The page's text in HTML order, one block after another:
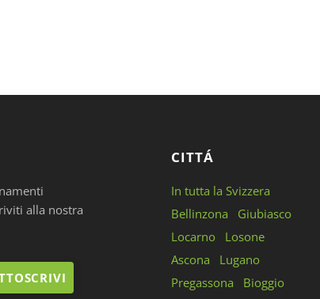
alla nostra
CITTÁ
In tutta la Svizzera
Bellinzona
Giubiasco
Locarno
Losone
Ascona
Lugano
Pregassona
Bioggio